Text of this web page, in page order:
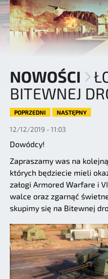
NOWOŚCI
BITEWNEJ
POPRZEDNI NASTĘPNY
12/12/2019 - 11:03
Dowódcy!
Zapraszamy was na
których będziecie mieli
załogi Armored Warfare i
walce oraz zgarnąć
skupimy się na Bitewnej